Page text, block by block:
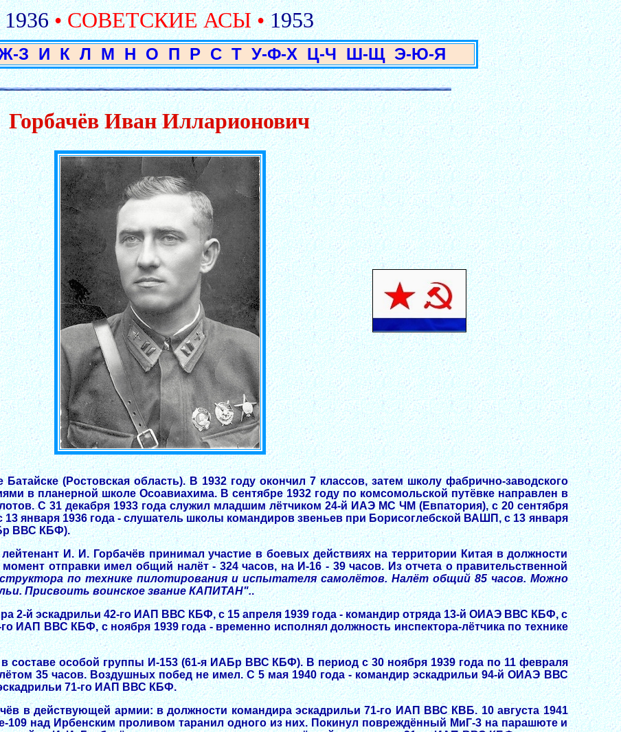
1936 • СОВЕТСКИЕ АСЫ • 1953
З И К Л М Н О П Р С Т У-Ф-Х Ц-Ч Ш-Щ Э-Ю-Я
Горбачёв Иван Илларионович
(Ростовская область). В 1932 году окончил 7 классов, затем школу фабрично-заводского
в планерной школе Осоавиахима. В сентябре 1932 году по комсомольской путёвке направлен в
С 31 декабря 1933 года служил младшим лётчиком 24-й ИАЭ МС ЧМ (Евпатория), с 20 сентября
января 1936 года - слушатель школы командиров звеньев при Борисоглебской ВАШП, с 13 января
ВВС КБФ).
И. И. Горбачёв принимал участие в боевых действиях на территории Китая в должности
отправки имел общий налёт - 324 часов, на И-16 - 39 часов. Из отчета о правительственной
по технике пилотирования и испытателя самолётов. Налёт общий 85 часов. Можно
Присвоить воинское звание КАПИТАН"..
2-й эскадрильи 42-го ИАП ВВС КБФ, с 15 апреля 1939 года - командир отряда 13-й ОИАЭ ВВС КБФ, с
ИАП ВВС КБФ, с ноября 1939 года - временно исполнял должность инспектора-лётчика по технике
составе особой группы И-153 (61-я ИАБр ВВС КБФ). В период с 30 ноября 1939 года по 11 февраля
35 часов. Воздушных побед не имел. С 5 мая 1940 года - командир эскадрильи 94-й ОИАЭ ВВС
71-го ИАП ВВС КБФ.
в действующей армии: в должности командира эскадрильи 71-го ИАП ВВС КВБ. 10 августа 1941
109 над Ирбенским проливом таранил одного из них. Покинул повреждённый МиГ-3 на парашюте и